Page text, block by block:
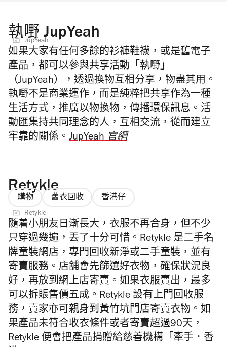
執嘢 JupYeah
JupYeah
如果大家有任何多餘的衫褲鞋襪，或是舊電子
產品，都可以參與共享活動「執嘢」
（JupYeah），透過換物互相分享，物盡其用。
執嘢不是商業運作，而是純粹把共享作為一種
生活方式，推廣以物換物，傳播環保訊息。活
動匯集持共同理念的人，互相交流，從而建立
牢靠的關係。 JupYeah 官網
Retykle
購物 舊衣回收 香港仔
Retykle
隨着小朋友日漸長大，衣服不再合身，但不少
只穿過幾遍，丟了十分可惜。Retykle 是二手名
牌童裝網店，專門回收新淨或二手童裝，並有
寄賣服務。店舖會先篩選好衣物，確保狀況良
好，再放到網上店寄賣。如果衣服賣出，最多
可以拆賬售價五成。Retykle 設有上門回收服
務，賣家亦可親身到黃竹坑門店寄賣衣物。如
果產品未符合收衣條件或者寄賣超過90天，
Retykle 便會把產品捐贈給慈善機構「牽手．香